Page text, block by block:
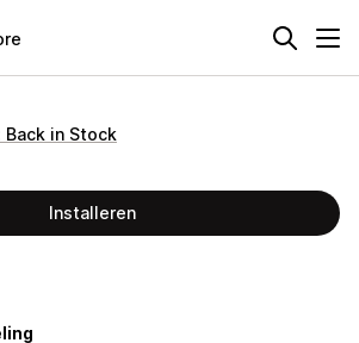
Back in Stock
Installeren